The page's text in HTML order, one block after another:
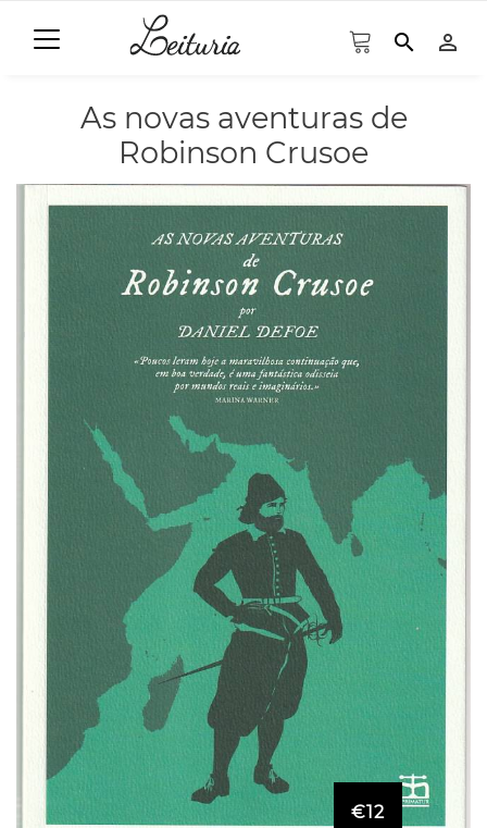
search person_outline
As novas aventuras de
Robinson Crusoe
€12